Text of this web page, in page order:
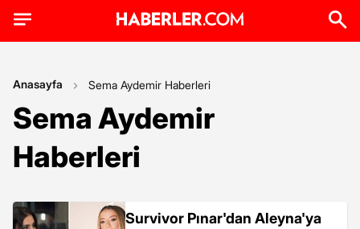
Anasayfa Sema Aydemir Haberleri
Sema Aydemir
Haberleri
Survivor Pınar'dan Aleyna'ya